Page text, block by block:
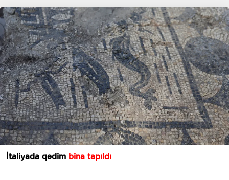
İtaliyada qədim bina tapıldı